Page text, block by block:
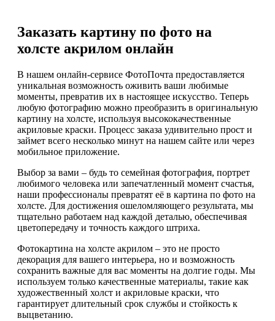
Заказать картину по фото на
холсте акрилом онлайн
В нашем онлайн-сервисе ФотоПочта предоставляется
уникальная возможность оживить ваши любимые
моменты, превратив их в настоящее искусство. Теперь
любую фотографию можно преобразить в оригинальную
картину на холсте, используя высококачественные
акриловые краски. Процесс заказа удивительно прост и
займет всего несколько минут на нашем сайте или через
мобильное приложение.
Выбор за вами – будь то семейная фотография, портрет
любимого человека или запечатленный момент счастья,
наши профессионалы превратят её в картина по фото на
холсте. Для достижения ошеломляющего результата, мы
тщательно работаем над каждой деталью, обеспечивая
цветопередачу и точность каждого штриха.
Фотокартина на холсте акрилом – это не просто
декорация для вашего интерьера, но и возможность
сохранить важные для вас моменты на долгие годы. Мы
используем только качественные материалы, такие как
художественный холст и акриловые краски, что
гарантирует длительный срок службы и стойкость к
выцветанию.